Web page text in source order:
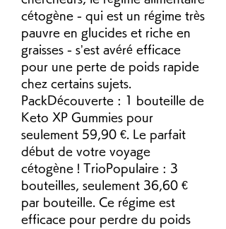
cétogène - qui est un régime très
pauvre en glucides et riche en
graisses - s’est avéré efficace
pour une perte de poids rapide
chez certains sujets.
PackDécouverte : 1 bouteille de
Keto XP Gummies pour
seulement 59,90 €. Le parfait
début de votre voyage
cétogène ! TrioPopulaire : 3
bouteilles, seulement 36,60 €
par bouteille. Ce régime est
efficace pour perdre du poids